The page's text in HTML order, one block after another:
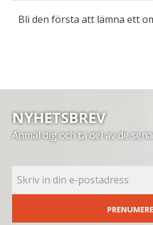
Bli den första att lämna ett
NYHETSBREV
Anmäl dig och ta del av de